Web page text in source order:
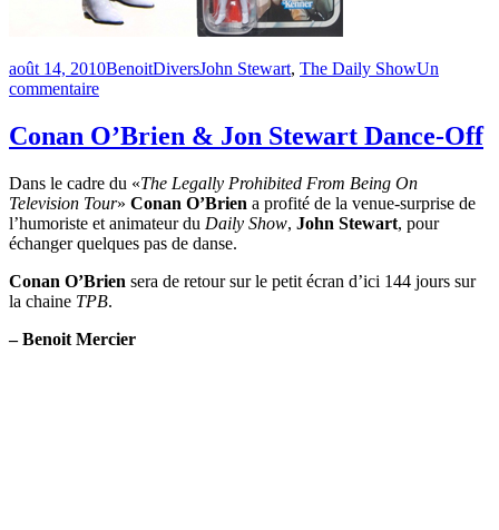
Publié
le
août 14, 2010BenoitCatégories
DiversÉtiquettes
John Stewart, The Daily ShowUn
commentairesur
figurine
de
à
l’effigie
de
John
Conan O’Brien & Jon Stewart Dance-Off
Dans le cadre du «The Legally Prohibited From Being On
Television Tour» Conan O’Brien a profité de la venue-surprise de
l’humoriste et animateur du Daily Show, John Stewart, pour
échanger quelques pas de danse.
Conan O’Brien sera de retour sur le petit écran d’ici 144 jours sur
la chaine TPB.
– Benoit Mercier